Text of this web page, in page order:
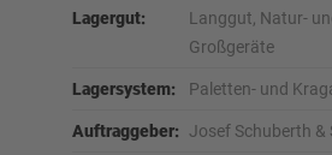
Lagergut:
Langgut, Natur-
Großgeräte
Lagersystem: Paletten- und
Auftraggeber: Josef Schuberth &